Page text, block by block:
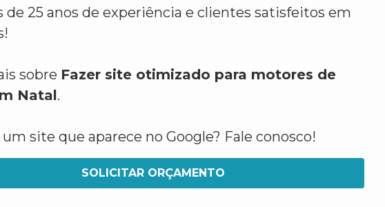
de 25 anos de experiência e clientes satisfeitos em
sobre Fazer site otimizado para motores de
Natal.
site que aparece no Google? Fale conosco!
SOLICITAR ORÇAMENTO